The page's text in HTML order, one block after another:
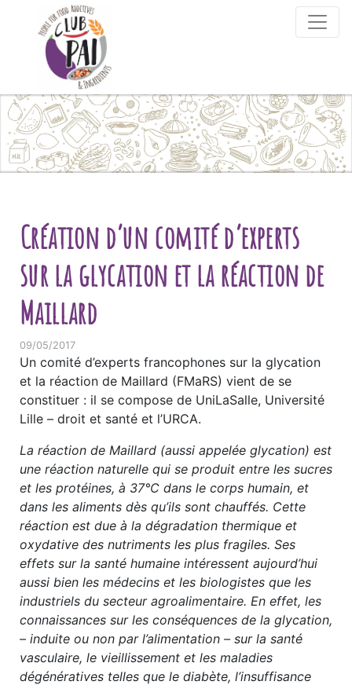
Skip to content
Création d’un comité d’experts
sur la glycation et la réaction de
Maillard
09/05/2017
Un comité d’experts francophones sur la glycation
et la réaction de Maillard (FMaRS) vient de se
constituer : il se compose de UniLaSalle, Université
Lille – droit et santé et l’URCA.
La réaction de Maillard (aussi appelée glycation) est
une réaction naturelle qui se produit entre les sucres
et les protéines, à 37°C dans le corps humain, et
dans les aliments dès qu’ils sont chauffés. Cette
réaction est due à la dégradation thermique et
oxydative des nutriments les plus fragiles. Ses
effets sur la santé humaine intéressent aujourd’hui
aussi bien les médecins et les biologistes que les
industriels du secteur agroalimentaire. En effet, les
connaissances sur les conséquences de la glycation,
– induite ou non par l’alimentation – sur la santé
vasculaire, le vieillissement et les maladies
dégénératives telles que le diabète, l’insuffisance